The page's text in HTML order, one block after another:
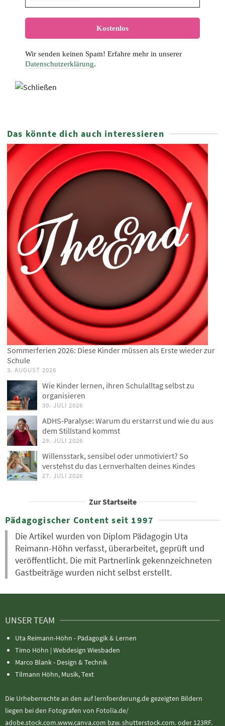
Wir senden keinen Spam! Erfahre mehr in unserer
Datenschutzerklärung.
Das könnte dich auch interessieren
Sommerferien 2026: Diese Kinder müssen als Erste wieder zur
Schule
3. AUGUST 2026
Wie Kinder lernen, ihren Schulalltag selbst zu
organisieren
30. JULI 2026
ADHS-Paralyse: Warum du erstarrst und wie du aus
dem Stillstand kommst
29. JULI 2026
Willensstark, sensibel oder unmotiviert? So
verstehst du das Lernverhalten deines Kindes
27. JULI 2026
Zur Startseite
Pädagogischer Content seit 1997
Die Artikel wurden von Diplom Pädagogin Uta
Reimann-Höhn verfasst, überarbeitet, geprüft und
veröffentlicht. Die mit Partnerlink gekennzeichneten
Gastbeiträge wurden nicht selbst erstellt.
UNSER TEAM
Uta Reimann-Höhn - Pädagogik & Lernen
Timo Höhn | Webdesign Wiesbaden
Marco Blank - Design & Technik
Tilmann Höhn, Musik, Text
Die Urheberrechte an den auf lernfoerderung.de gezeigten Bildern
liegen bei den Fotografen von Fotolia.de/
adobe.stock.com.www.canva.com bzw. shutterstock.com. oder 123RF.